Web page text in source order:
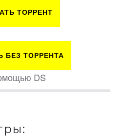
ТОРРЕНТ
БЕЗ ТОРРЕНТА
DS